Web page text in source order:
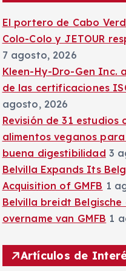
El portero de Cabo
Colo-Colo y JETOUR
7 agosto, 2026
Kleen-Hy-Dro-Gen Inc.
de las certificaciones
agosto, 2026
Revisión de 31 estudios
alimentos veganos
buena digestibilidad 3
Belvilla Expands Its
Acquisition of GMFB 1
Belvilla breidt
overname van GMFB 1
Artículos de